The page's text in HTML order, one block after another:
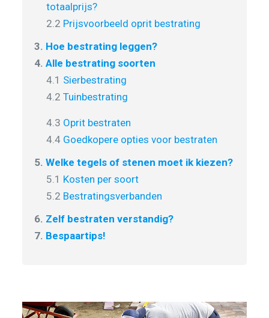
totaalprijs?
2.2 Prijsvoorbeeld oprit bestrating
3. Hoe bestrating leggen?
4. Alle bestrating soorten
4.1 Sierbestrating
4.2 Tuinbestrating
4.3 Oprit bestraten
4.4 Goedkopere opties voor bestraten
5. Welke tegels of stenen moet ik kiezen?
5.1 Kosten per soort
5.2 Bestratingsverbanden
6. Zelf bestraten verstandig?
7. Bespaartips!